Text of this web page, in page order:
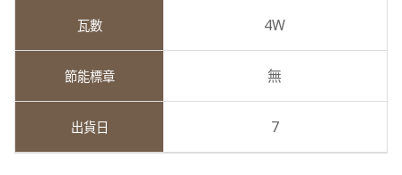
4W
無
7